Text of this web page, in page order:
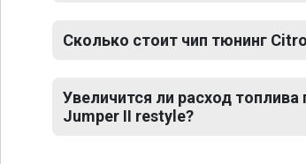
Сколько стоит чип тюнинг
Увеличится ли расход
Jumper II restyle?